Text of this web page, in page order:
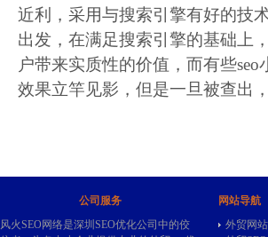
近利，采用与搜索引擎有好的技
出发，在满足搜索引擎的基础上
户带来实质性的价值，而有些
效果立竿见影，但是一旦被查出
公司服务
风火SEO网络是深圳SEO优化公司中的佼
网站导航
外贸网